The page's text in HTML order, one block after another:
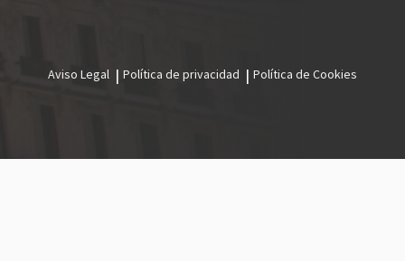
legal
Aviso Legal Política de privacidad Política de Cookies